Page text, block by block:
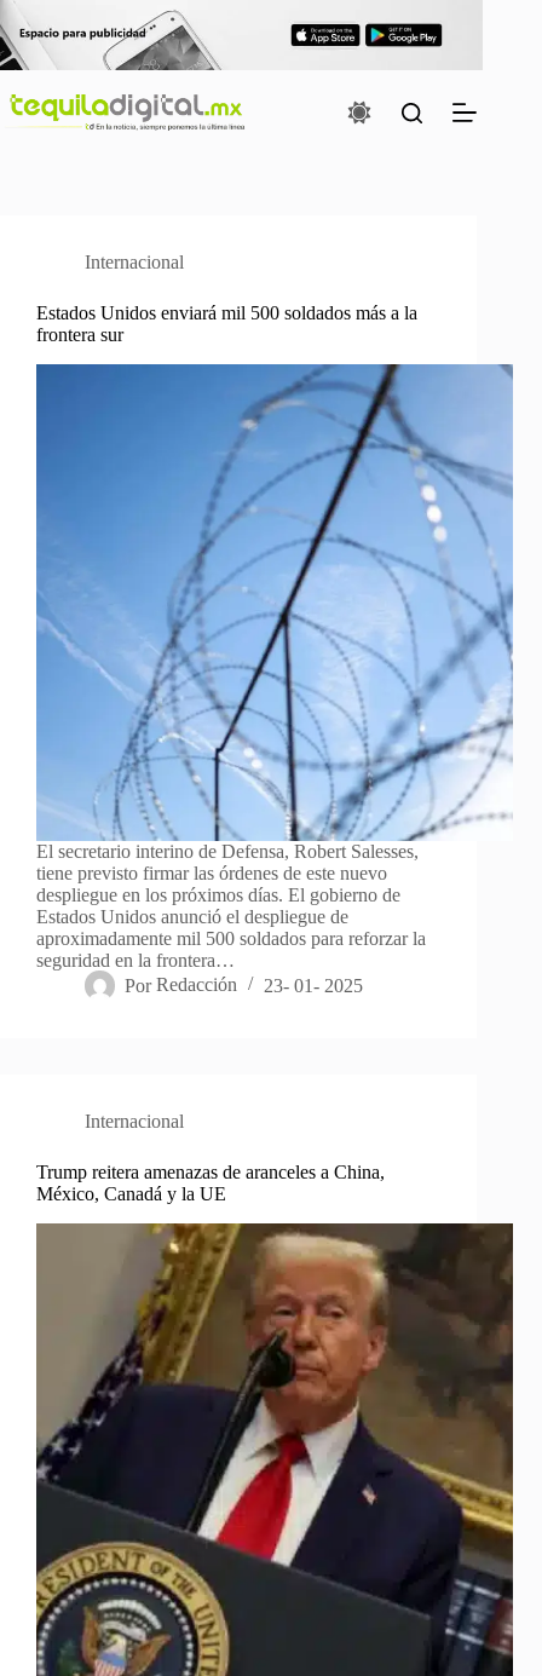
Saltar
al
contenido
Internacional
Estados Unidos enviará mil 500 soldados más a la
frontera sur
El secretario interino de Defensa, Robert Salesses,
tiene previsto firmar las órdenes de este nuevo
despliegue en los próximos días. El gobierno de
Estados Unidos anunció el despliegue de
aproximadamente mil 500 soldados para reforzar la
seguridad en la frontera…
Por Redacción 23- 01- 2025
Internacional
Trump reitera amenazas de aranceles a China,
México, Canadá y la UE